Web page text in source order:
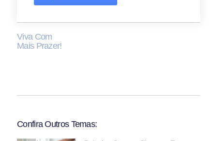
Viva Com
Mais Prazer!
Confira Outros Temas: